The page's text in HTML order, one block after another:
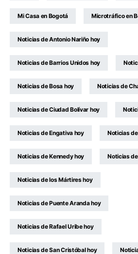
Mi Casa en Bogotá Microtráfico en
Noticias de Antonio Nariño hoy
Noticias de Barrios Unidos hoy
Noticias de Bosa hoy Noticias de
Noticias de Ciudad Bolívar hoy
Noticias de Engativa hoy Noticias
Noticias de Kennedy hoy Noticias
Noticias de los Mártires hoy
Noticias de Puente Aranda hoy
Noticias de Rafael Uribe hoy
Noticias de San Cristóbal hoy